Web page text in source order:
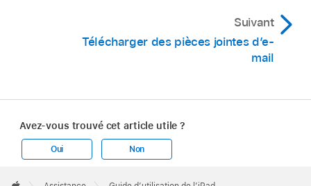
Suivant
Télécharger des pièces jointes d’e-
mail
Avez-vous trouvé cet article utile ?
Oui Non
Footer